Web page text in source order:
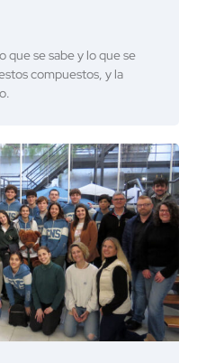
que se sabe y lo que se
compuestos, y la